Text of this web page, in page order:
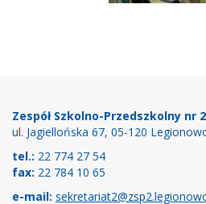
Zespół Szkolno-Przedszkolny nr
ul. Jagiellońska 67, 05-120
tel.: 22 774 27 54
fax: 22 784 10 65
e-mail: